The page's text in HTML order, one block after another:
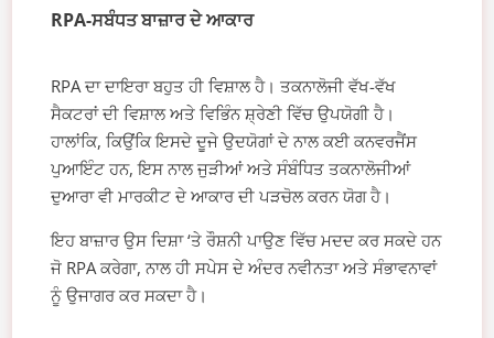
RPA-ਸਬੰਧਤ ਬਾਜ਼ਾਰ ਦੇ ਆਕਾਰ
RPA ਦਾ ਦਾਇਰਾ ਬਹੁਤ ਹੀ ਵਿਸ਼ਾਲ ਹੈ। ਤਕਨਾਲੋਜੀ ਵੱਖ-ਵੱਖ
ਸੈਕਟਰਾਂ ਦੀ ਵਿਸ਼ਾਲ ਅਤੇ ਵਿਭਿੰਨ ਸ਼੍ਰੇਣੀ ਵਿੱਚ ਉਪਯੋਗੀ ਹੈ।
ਹਾਲਾਂਕਿ, ਕਿਉਂਕਿ ਇਸਦੇ ਦੂਜੇ ਉਦਯੋਗਾਂ ਦੇ ਨਾਲ ਕਈ ਕਨਵਰਜੈਂਸ
ਪੁਆਇੰਟ ਹਨ, ਇਸ ਨਾਲ ਜੁੜੀਆਂ ਅਤੇ ਸੰਬੰਧਿਤ ਤਕਨਾਲੋਜੀਆਂ
ਦੁਆਰਾ ਵੀ ਮਾਰਕੀਟ ਦੇ ਆਕਾਰ ਦੀ ਪੜਚੋਲ ਕਰਨ ਯੋਗ ਹੈ।
ਇਹ ਬਾਜ਼ਾਰ ਉਸ ਦਿਸ਼ਾ ‘ਤੇ ਰੌਸ਼ਨੀ ਪਾਉਣ ਵਿੱਚ ਮਦਦ ਕਰ ਸਕਦੇ ਹਨ
ਜੋ RPA ਕਰੇਗਾ, ਨਾਲ ਹੀ ਸਪੇਸ ਦੇ ਅੰਦਰ ਨਵੀਨਤਾ ਅਤੇ ਸੰਭਾਵਨਾਵਾਂ
ਨੂੰ ਉਜਾਗਰ ਕਰ ਸਕਦਾ ਹੈ।